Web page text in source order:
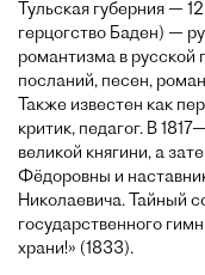
Тульская губерния —
герцогство Баден) —
романтизма в русской
посланий, песен,
Также известен как
критик, педагог. В
великой княгини, а
Фёдоровны и
Николаевича. Тайный
государственного
храни!» (1833).